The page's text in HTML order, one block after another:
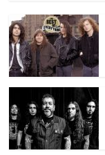
c
e
b
o
o
k
itt
er